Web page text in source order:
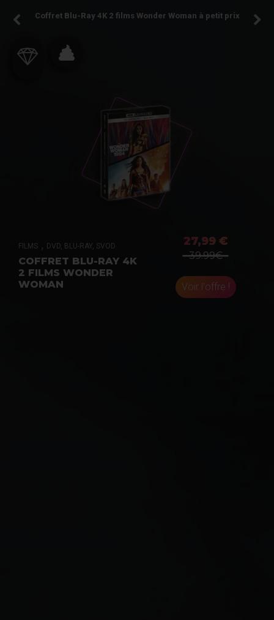
Coffret Blu-Ray 4K 2 films Wonder Woman à petit prix
FILMS , DVD, BLU-RAY, SVOD
COFFRET BLU-RAY 4K
2 FILMS WONDER
WOMAN
27,99 €
39.99€
Voir l'offre !